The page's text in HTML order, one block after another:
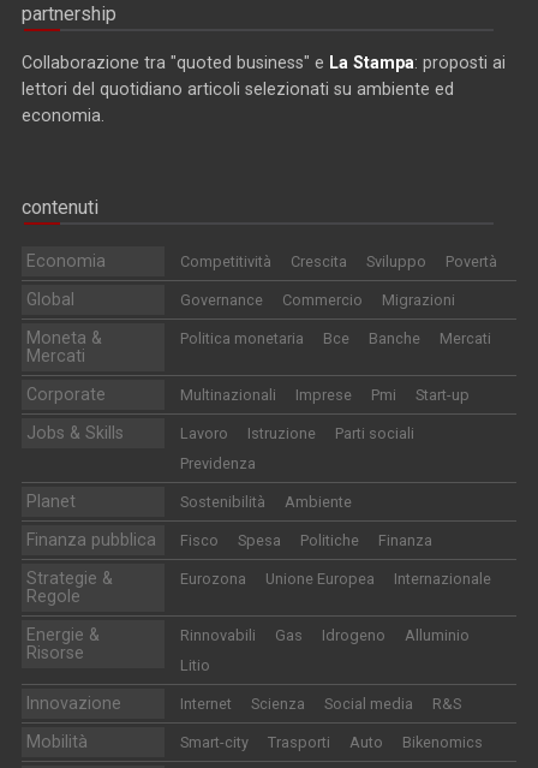
partnership
Collaborazione tra "quoted business" e La Stampa: proposti ai
lettori del quotidiano articoli selezionati su ambiente ed
economia.
contenuti
Economia Competitività Crescita Sviluppo Povertà
Global Governance Commercio Migrazioni
Moneta &
Mercati
Politica monetaria Bce Banche Mercati
Corporate Multinazionali Imprese Pmi Start-up
Jobs & Skills Lavoro Istruzione
Parti sociali
Previdenza
Planet Sostenibilità Ambiente
Finanza pubblica Fisco Spesa Politiche Finanza
Strategie &
Regole
Eurozona Unione Europea Internazionale
Energie &
Risorse
Rinnovabili Gas Idrogeno
Alluminio
Litio
Innovazione Internet Scienza Social media R&S
Mobilità Smart-city Trasporti Auto Bikenomics